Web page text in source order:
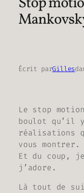
Écrit parGilles
Le stop
boulot qu’il
réalisations
vous montrer.
Et du coup,
j’adore.
Là tout de